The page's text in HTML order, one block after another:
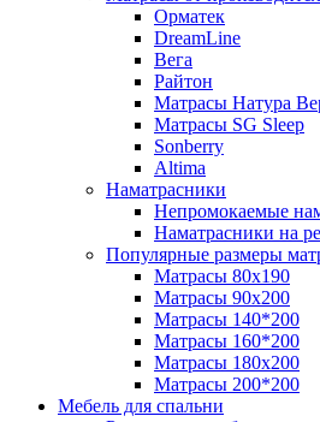
Орматек
DreamLine
Вега
Райтон
Матрасы Натура
Матрасы SG Sleep
Sonberry
Altima
Наматрасники
Непромокаемые
Наматрасники на
Популярные размеры
Матрасы 80x190
Матрасы 90x200
Матрасы 140*200
Матрасы 160*200
Матрасы 180x200
Матрасы 200*200
Мебель для спальни